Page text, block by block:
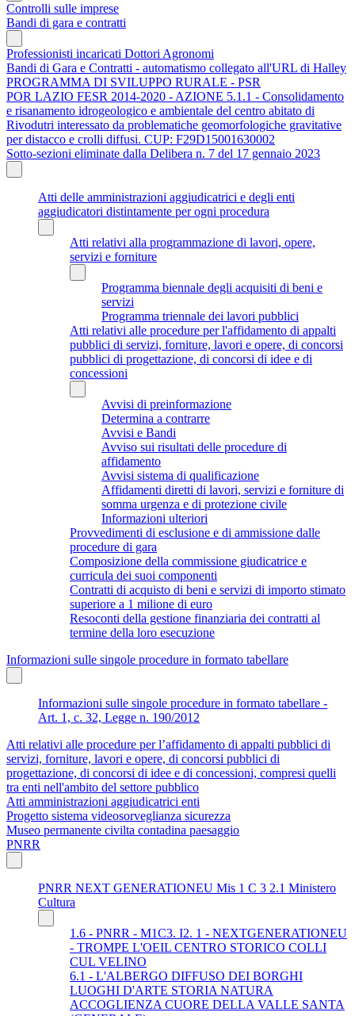
Controlli sulle imprese
Bandi di gara e contratti
Professionisti incaricati Dottori Agronomi
Bandi di Gara e Contratti - automatismo collegato all'URL di Halley
PROGRAMMA DI SVILUPPO RURALE - PSR
POR LAZIO FESR 2014-2020 - AZIONE 5.1.1 - Consolidamento
e risanamento idrogeologico e ambientale del centro abitato di
Rivodutri interessato da problematiche geomorfologiche gravitative
per distacco e crolli diffusi. CUP: F29D15001630002
Sotto-sezioni eliminate dalla Delibera n. 7 del 17 gennaio 2023
Atti delle amministrazioni aggiudicatrici e degli enti
aggiudicatori distintamente per ogni procedura
Atti relativi alla programmazione di lavori, opere,
servizi e forniture
Programma biennale degli acquisiti di beni e
servizi
Programma triennale dei lavori pubblici
Atti relativi alle procedure per l'affidamento di appalti
pubblici di servizi, forniture, lavori e opere, di concorsi
pubblici di progettazione, di concorsi di idee e di
concessioni
Avvisi di preinformazione
Determina a contrarre
Avvisi e Bandi
Avviso sui risultati delle procedure di
affidamento
Avvisi sistema di qualificazione
Affidamenti diretti di lavori, servizi e forniture di
somma urgenza e di protezione civile
Informazioni ulteriori
Provvedimenti di esclusione e di ammissione dalle
procedure di gara
Composizione della commissione giudicatrice e
curricula dei suoi componenti
Contratti di acquisto di beni e servizi di importo stimato
superiore a 1 milione di euro
Resoconti della gestione finanziaria dei contratti al
termine della loro esecuzione
Informazioni sulle singole procedure in formato tabellare
Informazioni sulle singole procedure in formato tabellare -
Art. 1, c. 32, Legge n. 190/2012
Atti relativi alle procedure per l’affidamento di appalti pubblici di
servizi, forniture, lavori e opere, di concorsi pubblici di
progettazione, di concorsi di idee e di concessioni, compresi quelli
tra enti nell'ambito del settore pubblico
Atti amministrazioni aggiudicatrici enti
Progetto sistema videosorveglianza sicurezza
Museo permanente civilta contadina paesaggio
PNRR
PNRR NEXT GENERATIONEU Mis 1 C 3 2.1 Ministero
Cultura
1.6 - PNRR - M1C3. I2. 1 - NEXTGENERATIONEU
- TROMPE L'OEIL CENTRO STORICO COLLI
CUL VELINO
6.1 - L'ALBERGO DIFFUSO DEI BORGHI
LUOGHI D'ARTE STORIA NATURA
ACCOGLIENZA CUORE DELLA VALLE SANTA